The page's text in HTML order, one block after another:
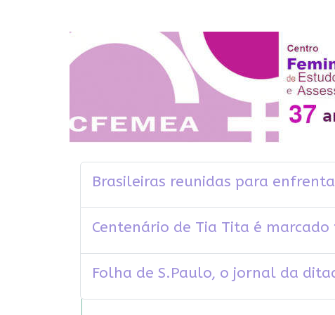
Brasileiras reunidas para
Centenário de Tia Tita é
Folha de S.Paulo, o jornal da